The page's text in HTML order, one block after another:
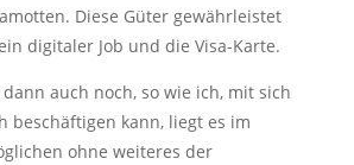
Diese Güter gewährleistet
digitaler Job und die Visa-Karte.
auch noch, so wie ich, mit sich
beschäftigen kann, liegt es im
ohne weiteres der